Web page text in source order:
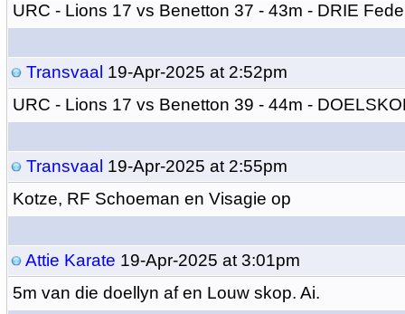
URC - Lions 17 vs Benetton 37 - 43m - DRIE
Transvaal 19-Apr-2025 at 2:52pm
URC - Lions 17 vs Benetton 39 - 44m -
Transvaal 19-Apr-2025 at 2:55pm
Kotze, RF Schoeman en Visagie op
Attie Karate 19-Apr-2025 at 3:01pm
5m van die doellyn af en Louw skop. Ai.